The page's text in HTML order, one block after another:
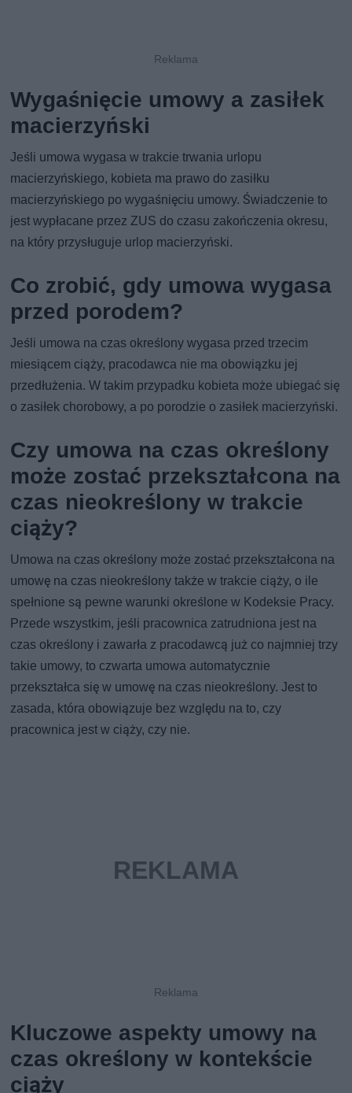
Wygaśnięcie umowy a zasiłek
macierzyński
Jeśli umowa wygasa w trakcie trwania urlopu
macierzyńskiego, kobieta ma prawo do zasiłku
macierzyńskiego po wygaśnięciu umowy. Świadczenie to
jest wypłacane przez ZUS do czasu zakończenia okresu,
na który przysługuje urlop macierzyński.
Co zrobić, gdy umowa wygasa
przed porodem?
Jeśli umowa na czas określony wygasa przed trzecim
miesiącem ciąży, pracodawca nie ma obowiązku jej
przedłużenia. W takim przypadku kobieta może ubiegać się
o zasiłek chorobowy, a po porodzie o zasiłek macierzyński.
Czy umowa na czas określony
może zostać przekształcona na
czas nieokreślony w trakcie
ciąży?
Umowa na czas określony może zostać przekształcona na
umowę na czas nieokreślony także w trakcie ciąży, o ile
spełnione są pewne warunki określone w Kodeksie Pracy.
Przede wszystkim, jeśli pracownica zatrudniona jest na
czas określony i zawarła z pracodawcą już co najmniej trzy
takie umowy, to czwarta umowa automatycznie
przekształca się w umowę na czas nieokreślony. Jest to
zasada, która obowiązuje bez względu na to, czy
pracownica jest w ciąży, czy nie.
Kluczowe aspekty umowy na
czas określony w kontekście
ciąży